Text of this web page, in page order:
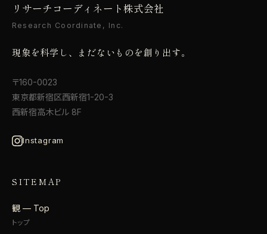
リサーチコーディネート株式会社
Research Coordinate, Inc.
現象を科学し、まだないものを創り出す。
〒160-0023
東京都新宿区西新宿1-20-3
西新宿高木ビル 8F
Instagram
SITEMAP
観 — Top
トップ